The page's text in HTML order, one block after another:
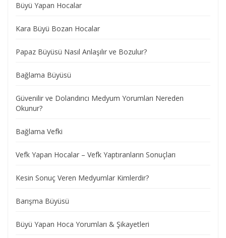
Büyü Yapan Hocalar
Kara Büyü Bozan Hocalar
Papaz Büyüsü Nasıl Anlaşılır ve Bozulur?
Bağlama Büyüsü
Güvenilir ve Dolandırıcı Medyum Yorumları Nereden
Okunur?
Bağlama Vefki
Vefk Yapan Hocalar – Vefk Yaptıranların Sonuçları
Kesin Sonuç Veren Medyumlar Kimlerdir?
Barışma Büyüsü
Büyü Yapan Hoca Yorumları & Şikayetleri